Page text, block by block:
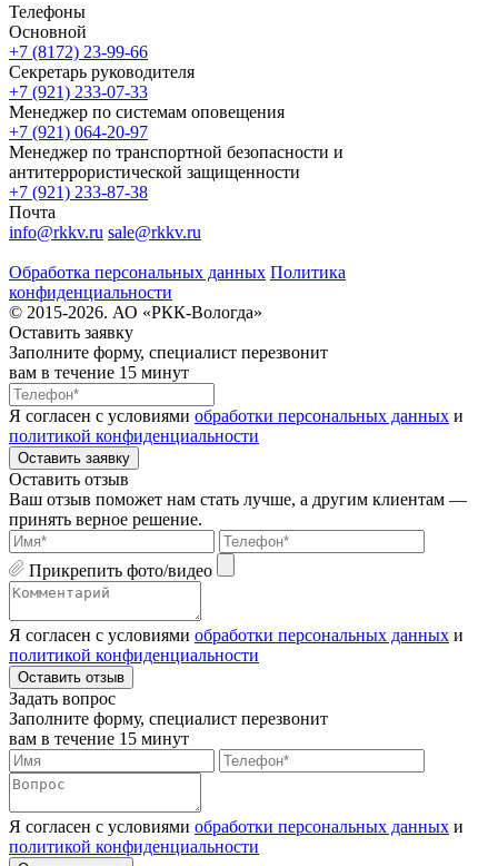
Телефоны
Основной
+7 (8172) 23-99-66
Секретарь руководителя
+7 (921) 233-07-33
Менеджер по системам оповещения
+7 (921) 064-20-97
Менеджер по транспортной безопасности и
антитеррористической защищенности
+7 (921) 233-87-38
Почта
info@rkkv.ru sale@rkkv.ru
Обработка персональных данных Политика
конфиденциальности
© 2015-2026. АО «РКК-Вологда»
Оставить заявку
Заполните форму, специалист перезвонит
вам в течение 15 минут
Я согласен с условиями обработки персональных данных и
политикой конфиденциальности
Оставить заявку
Оставить отзыв
Ваш отзыв поможет нам стать лучше, а другим клиентам —
принять верное решение.
Прикрепить фото/видео
Я согласен с условиями обработки персональных данных и
политикой конфиденциальности
Оставить отзыв
Задать вопрос
Заполните форму, специалист перезвонит
вам в течение 15 минут
Я согласен с условиями обработки персональных данных и
политикой конфиденциальности